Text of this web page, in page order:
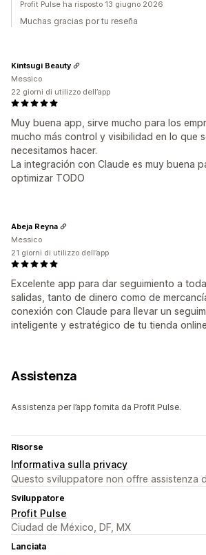
Profit Pulse ha risposto 13 giugno 2026
Muchas gracias por tu reseña
Muy buena app, sirve mucho para los
mucho más control y visibilidad en lo que
necesitamos hacer.
La integración con Claude es muy buena
optimizar TODO
Kintsugi Beauty
Messico
22 giorni di utilizzo dell’app
Excelente app para dar seguimiento a
salidas, tanto de dinero como de
conexión con Claude para llevar un
inteligente y estratégico de tu tienda online
Abeja Reyna
Messico
21 giorni di utilizzo dell’app
Assistenza
Assistenza per l’app fornita da Profit Pulse.
Risorse
Informativa sulla privacy
Questo sviluppatore non offre assistenza
Sviluppatore
Profit Pulse
Ciudad de México, DF, MX
Lanciata